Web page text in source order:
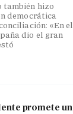
también hizo
democrática
«En el
dio el gran
promete